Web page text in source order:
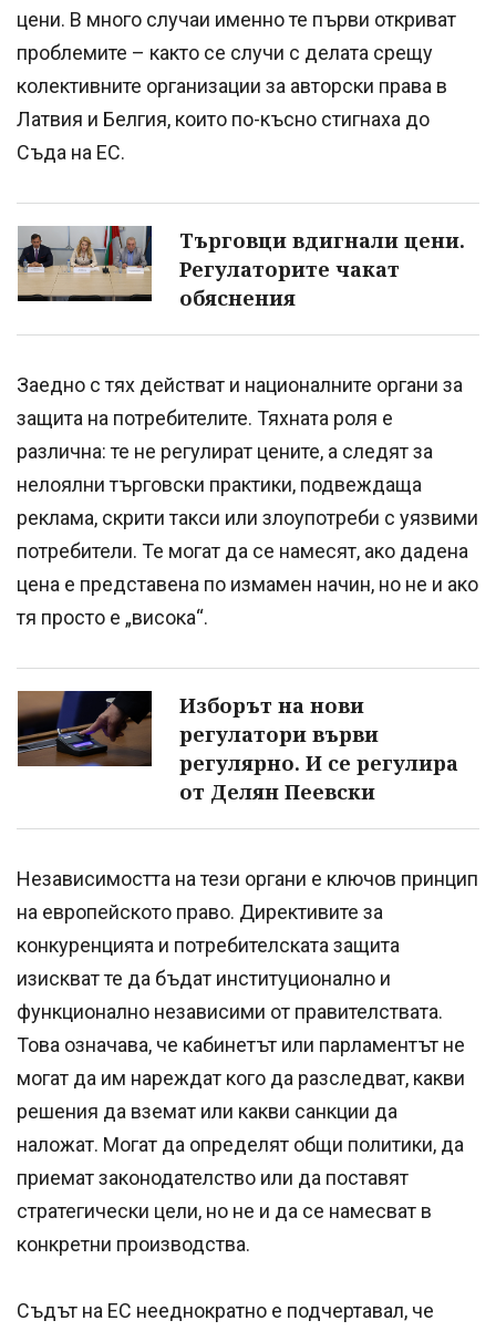
цени. В много случаи именно те първи откриват
проблемите – както се случи с делата срещу
колективните организации за авторски права в
Латвия и Белгия, които по-късно стигнаха до
Съда на ЕС.
Търговци вдигнали цени.
Регулаторите чакат
обяснения
Заедно с тях действат и националните органи за
защита на потребителите. Тяхната роля е
различна: те не регулират цените, а следят за
нелоялни търговски практики, подвеждаща
реклама, скрити такси или злоупотреби с уязвими
потребители. Те могат да се намесят, ако дадена
цена е представена по измамен начин, но не и ако
тя просто е „висока“.
Изборът на нови
регулатори върви
регулярно. И се регулира
от Делян Пеевски
Независимостта на тези органи е ключов принцип
на европейското право. Директивите за
конкуренцията и потребителската защита
изискват те да бъдат институционално и
функционално независими от правителствата.
Това означава, че кабинетът или парламентът не
могат да им нареждат кого да разследват, какви
решения да вземат или какви санкции да
наложат. Могат да определят общи политики, да
приемат законодателство или да поставят
стратегически цели, но не и да се намесват в
конкретни производства.
Съдът на ЕС нееднократно е подчертавал, че